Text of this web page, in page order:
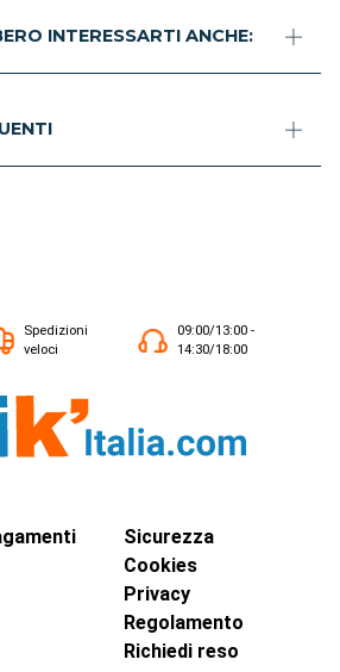
INTERESSARTI ANCHE:
Spedizioni
veloci
09:00/13:00 -
14:30/18:00
Sicurezza
Cookies
Privacy
Regolamento
Richiedi reso